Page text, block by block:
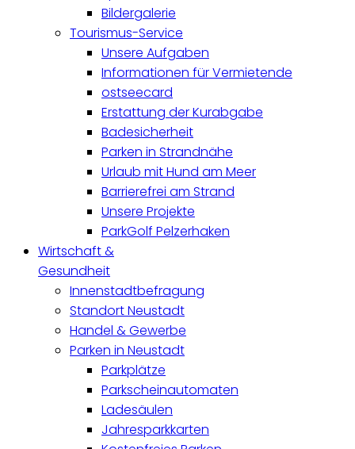
Bildergalerie
Tourismus-Service
Unsere Aufgaben
Informationen für Vermietende
ostseecard
Erstattung der Kurabgabe
Badesicherheit
Parken in Strandnähe
Urlaub mit Hund am Meer
Barrierefrei am Strand
Unsere Projekte
ParkGolf Pelzerhaken
Wirtschaft &
Gesundheit
Innenstadtbefragung
Standort Neustadt
Handel & Gewerbe
Parken in Neustadt
Parkplätze
Parkscheinautomaten
Ladesäulen
Jahresparkkarten